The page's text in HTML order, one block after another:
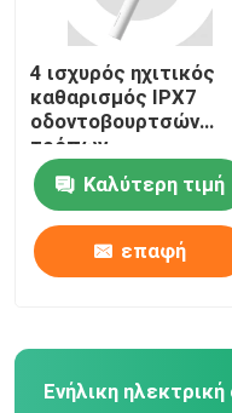
4 ισχυρός ηχιτικός
καθαρισμός IPX7
οδοντοβουρτσών
τρόπων
ηλεκτρικός
αδιάβροχος
Καλύτερη τιμή
επαφή
Ενήλικη